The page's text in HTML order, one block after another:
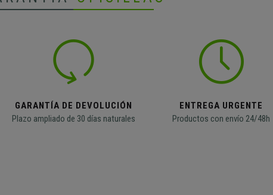
GARANTÍA DE DEVOLUCIÓN
Plazo ampliado de 30 días naturales
ENTREGA URGENTE
Productos con envío 24/48h